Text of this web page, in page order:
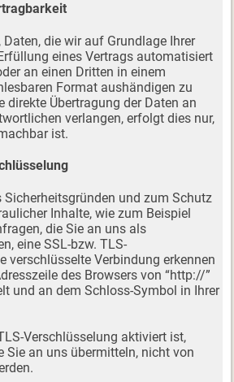
Daten, die wir auf Grundlage Ihrer
eines Vertrags automatisiert
an einen Dritten in einem
Format aushändigen zu
direkte Übertragung der Daten an
verlangen, erfolgt dies nur,
ist.
Sicherheitsgründen und zum Schutz
Inhalte, wie zum Beispiel
die Sie an uns als
eine SSL-bzw. TLS-
verschlüsselte Verbindung erkennen
des Browsers von “http://”
und an dem Schloss-Symbol in Ihrer
Verschlüsselung aktiviert ist,
Sie an uns übermitteln, nicht von